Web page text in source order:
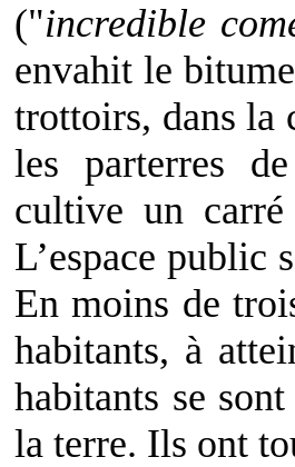
("incredible
envahit le
trottoirs, dans la
les parterres
cultive un
L’espace public
En moins de
habitants, à
habitants se
la terre. Ils ont